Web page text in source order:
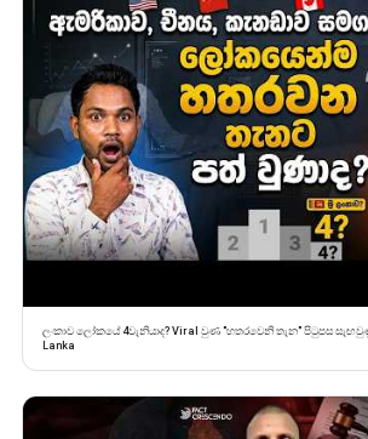
ලංකාව ලෝකයේ 4වැනියාද? Viral වුණ "හතරවෙනි තැන" පිටුපස
Lanka